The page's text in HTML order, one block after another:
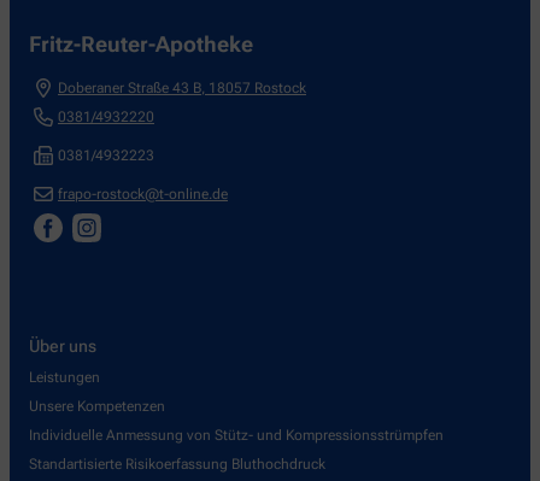
Fritz-Reuter-Apotheke
Doberaner Straße 43 B, 18057 Rostock
0381/4932220
0381/4932223
frapo-rostock@t-online.de
Über uns
Leistungen
Unsere Kompetenzen
Individuelle Anmessung von Stütz- und Kompressionsstrümpfen
Standartisierte Risikoerfassung Bluthochdruck